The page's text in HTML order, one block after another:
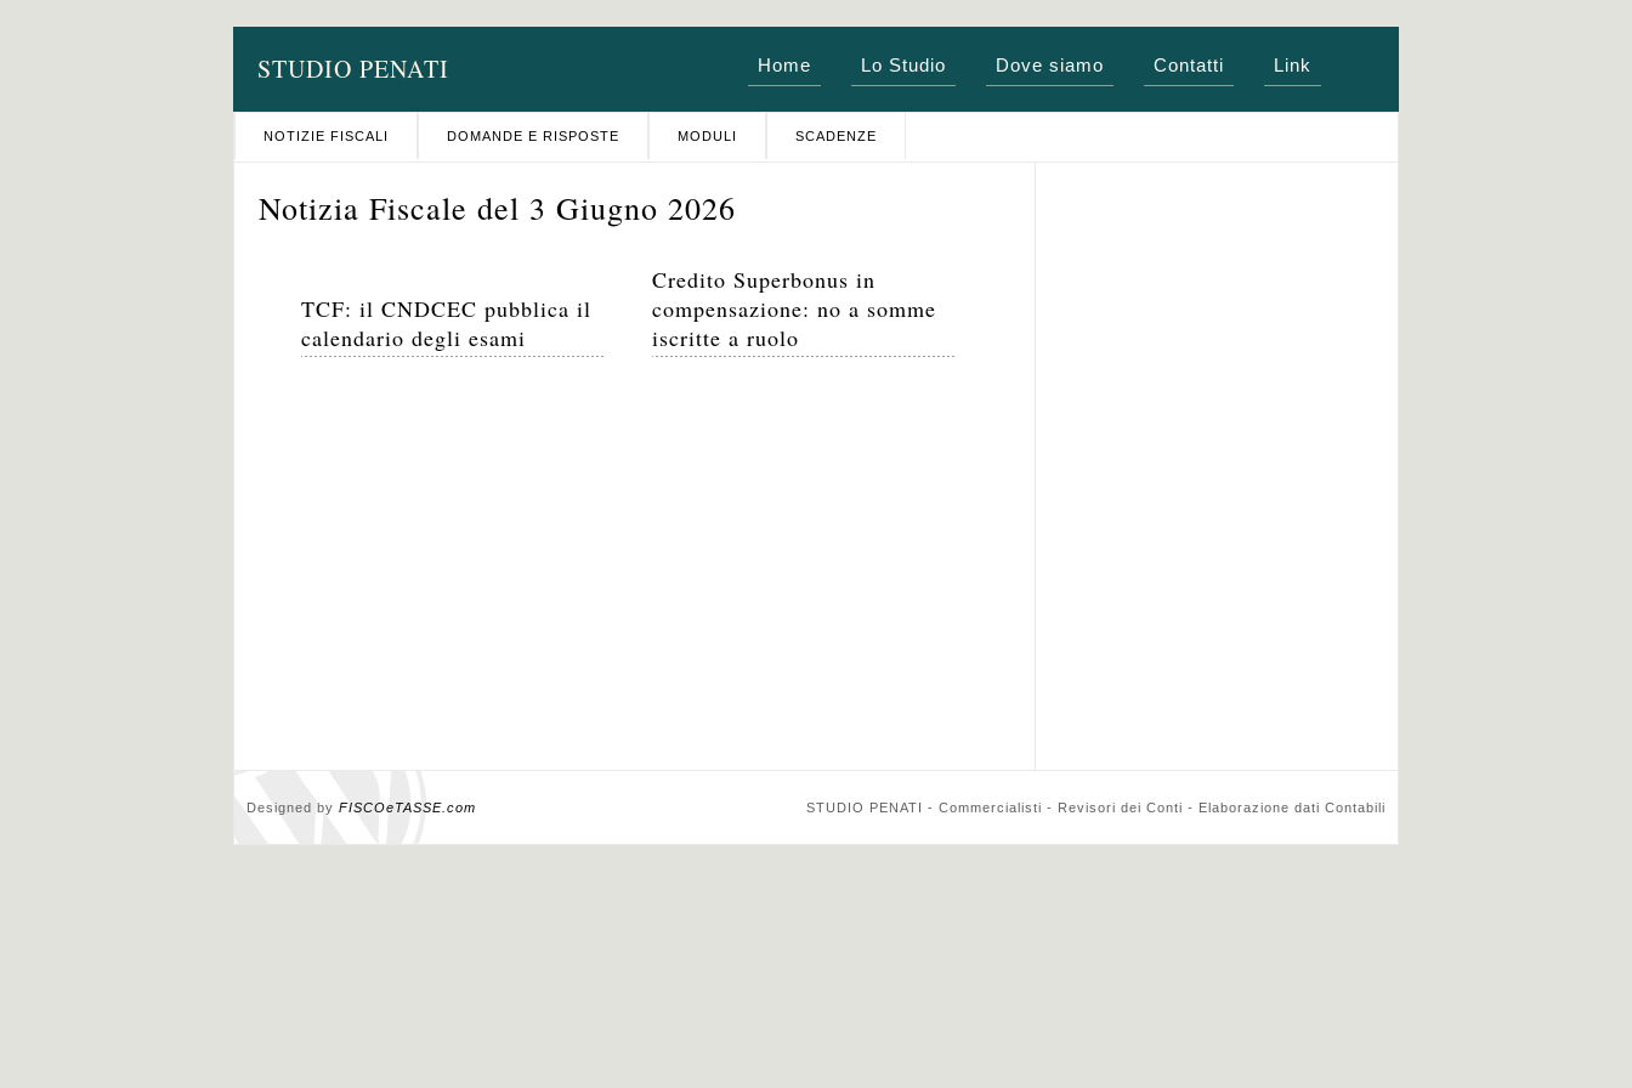
STUDIO PENATI Home Lo Studio Dove siamo Contatti Link
NOTIZIE FISCALI DOMANDE E RISPOSTE MODULI SCADENZE
Notizia Fiscale del 3 Giugno 2026
TCF: il CNDCEC pubblica il
calendario degli esami
Credito Superbonus in
compensazione: no a somme
iscritte a ruolo
Designed by FISCOeTASSE.com STUDIO PENATI - Commercialisti - Revisori dei Conti - Elaborazione dati Contabili